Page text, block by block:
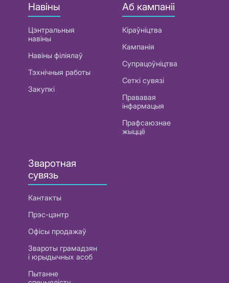
Навіны
Цэнтральныя
навіны
Навіны філіялаў
Тэхнічныя работы
Закупкі
Аб кампаніі
Кіраўніцтва
Кампанія
Супрацоўніцтва
Сеткі сувязі
Прававая
інфармацыя
Прафсаюзнае
жыццё
Зваротная
сувязь
Кантакты
Прэс-цэнтр
Офісы продажаў
Звароты грамадзян
і юрыдычных асоб
Пытанне